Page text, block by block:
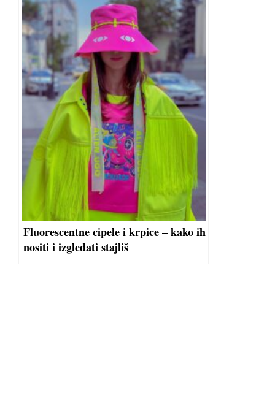
Fluorescentne cipele i krpice – kako ih
nositi i izgledati stajliš